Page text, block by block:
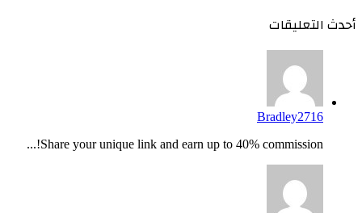
أحدث التعليقات
Bradley2716
Share your unique link and earn up to 40% commission!...